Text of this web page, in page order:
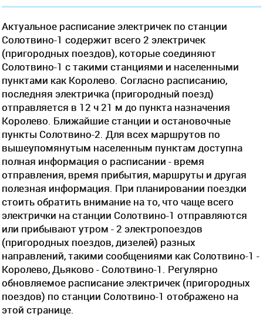
Актуальное расписание электричек по станции
Солотвино-1 содержит всего 2 электричек
(пригородных поездов), которые соединяют
Солотвино-1 с такими станциями и населенными
пунктами как Королево. Согласно расписанию,
последняя электричка (пригородный поезд)
отправляется в 12 ч 21 м до пункта назначения
Королево. Ближайшие станции и остановочные
пункты Солотвино-2. Для всех маршрутов по
вышеупомянутым населенным пунктам доступна
полная информация о расписании - время
отправления, время прибытия, маршруты и другая
полезная информация. При планировании поездки
стоить обратить внимание на то, что чаще всего
электрички на станции Солотвино-1 отправляются
или прибывают утром - 2 электропоездов
(пригородных поездов, дизелей) разных
направлений, такими сообщениями как Солотвино-1 -
Королево, Дьяково - Солотвино-1. Регулярно
обновляемое расписание электричек (пригородных
поездов) по станции Солотвино-1 отображено на
этой странице.